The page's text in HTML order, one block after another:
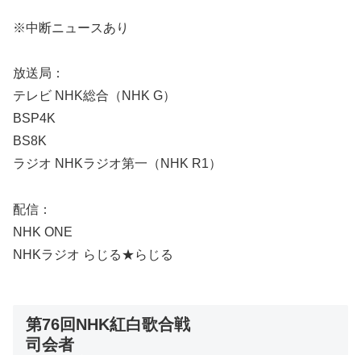
※中断ニュースあり
放送局：
テレビ NHK総合（NHK G）
BSP4K
BS8K
ラジオ NHKラジオ第一（NHK R1）
配信：
NHK ONE
NHKラジオ らじる★らじる
第76回NHK紅白歌合戦
司会者